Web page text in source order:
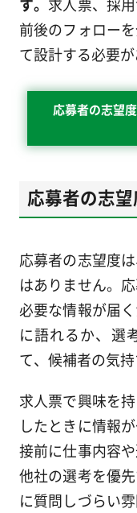
前後のフォロー
て設計する必要が
応募者の志望
応募者の志
応募者の志望度
はありません。
必要な情報が届
に語れるか、選
て、候補者の気持
求人票で興味を
したときに情報
接前に仕事内容
他社の選考を優
に質問しづらい